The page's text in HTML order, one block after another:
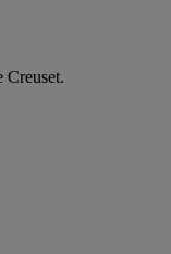
Creuset.